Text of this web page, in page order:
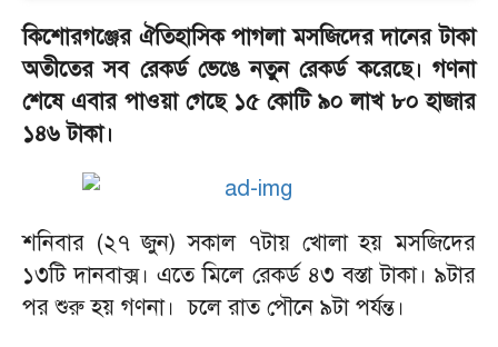
কিশোরগঞ্জের ঐতিহাসিক পাগলা মসজিদের দানের টাকা
অতীতের সব রেকর্ড ভেঙে নতুন রেকর্ড করেছে। গণনা
শেষে এবার পাওয়া গেছে ১৫ কোটি ৯০ লাখ ৮০ হাজার
১৪৬ টাকা।
শনিবার (২৭ জুন) সকাল ৭টায় খোলা হয় মসজিদের
১৩টি দানবাক্স। এতে মিলে রেকর্ড ৪৩ বস্তা টাকা। ৯টার
পর শুরু হয় গণনা। চলে রাত পৌনে ৯টা পর্যন্ত।